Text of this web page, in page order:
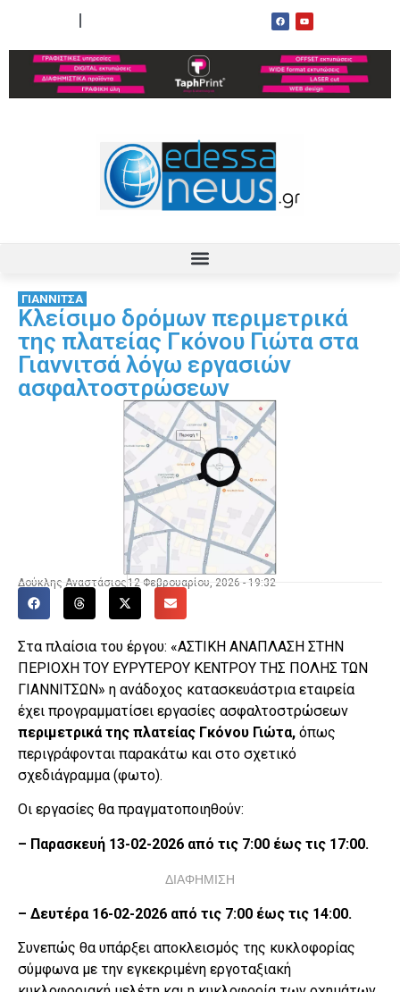
ΓΙΑΝΝΙΤΣΑ
Κλείσιμο δρόμων περιμετρικά
της πλατείας Γκόνου Γιώτα στα
Γιαννιτσά λόγω εργασιών
ασφαλτοστρώσεων
Δούκλης Αναστάσιος 12 Φεβρουαρίου, 2026 - 19:32
Στα πλαίσια του έργου: «ΑΣΤΙΚΗ ΑΝΑΠΛΑΣΗ ΣΤΗΝ
ΠΕΡΙΟΧΗ ΤΟΥ ΕΥΡΥΤΕΡΟΥ ΚΕΝΤΡΟΥ ΤΗΣ ΠΟΛΗΣ ΤΩΝ
ΓΙΑΝΝΙΤΣΩΝ» η ανάδοχος κατασκευάστρια εταιρεία
έχει προγραμματίσει εργασίες ασφαλτοστρώσεων
περιμετρικά της πλατείας Γκόνου Γιώτα, όπως
περιγράφονται παρακάτω και στο σχετικό
σχεδιάγραμμα (φωτο).
Οι εργασίες θα πραγματοποιηθούν:
– Παρασκευή 13-02-2026 από τις 7:00 έως τις 17:00.
ΔΙΑΦΗΜΙΣΗ
– Δευτέρα 16-02-2026 από τις 7:00 έως τις 14:00.
Συνεπώς θα υπάρξει αποκλεισμός της κυκλοφορίας
σύμφωνα με την εγκεκριμένη εργοταξιακή